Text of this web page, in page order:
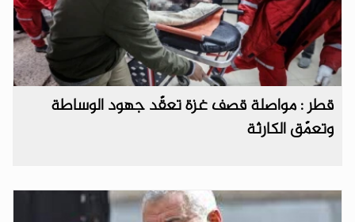
قطر : مواصلة قصف غزة تعقّد جهود الوساطة
وتعمّق الكارثة